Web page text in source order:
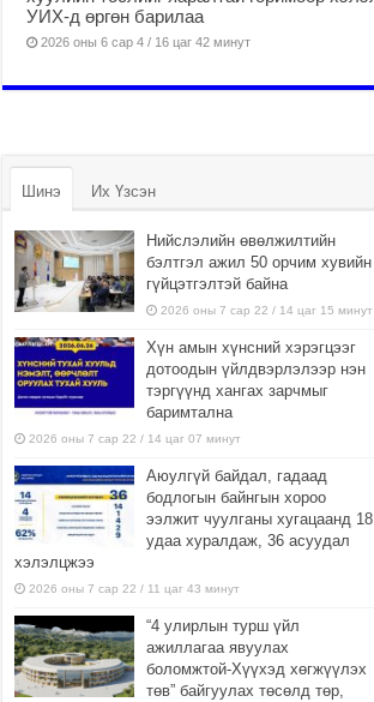
УИХ-д өргөн барилаа
2026 оны 6 сар 4 / 16 цаг 42 минут
Шинэ Их Үзсэн
Нийслэлийн өвөлжилтийн
бэлтгэл ажил 50 орчим хувийн
гүйцэтгэлтэй байна
2026 оны 7 сар 22 / 14 цаг 15 минут
Хүн амын хүнсний хэрэгцээг
дотоодын үйлдвэрлэлээр нэн
тэргүүнд хангах зарчмыг
баримтална
2026 оны 7 сар 22 / 14 цаг 07 минут
Аюулгүй байдал, гадаад
бодлогын байнгын хороо
ээлжит чуулганы хугацаанд 18
удаа хуралдаж, 36 асуудал
хэлэлцжээ
2026 оны 7 сар 22 / 11 цаг 43 минут
“4 улирлын турш үйл
ажиллагаа явуулах
боломжтой-Хүүхэд хөгжүүлэх
төв” байгуулах төсөлд төр,